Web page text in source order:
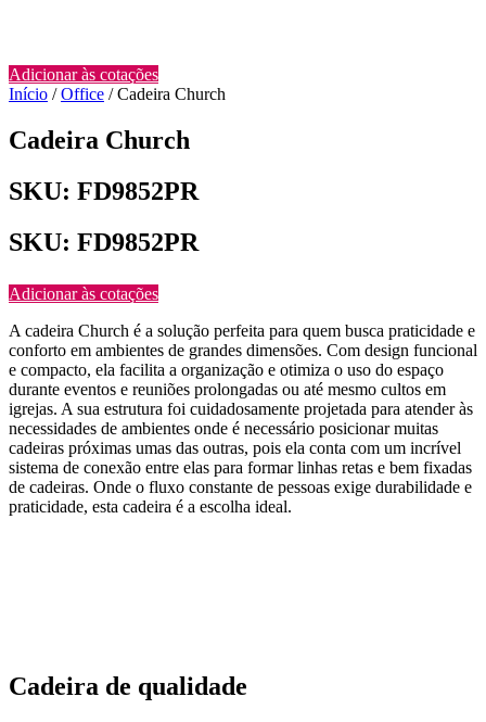
Adicionar às cotações
Início /Office / Cadeira Church
Cadeira Church
SKU: FD9852PR
SKU: FD9852PR
Adicionar às cotações
A cadeira Church é a solução perfeita para quem busca praticidade e
conforto em ambientes de grandes dimensões. Com design funcional
e compacto, ela facilita a organização e otimiza o uso do espaço
durante eventos e reuniões prolongadas ou até mesmo cultos em
igrejas. A sua estrutura foi cuidadosamente projetada para atender às
necessidades de ambientes onde é necessário posicionar muitas
cadeiras próximas umas das outras, pois ela conta com um incrível
sistema de conexão entre elas para formar linhas retas e bem fixadas
de cadeiras. Onde o fluxo constante de pessoas exige durabilidade e
praticidade, esta cadeira é a escolha ideal.
Cadeira de qualidade